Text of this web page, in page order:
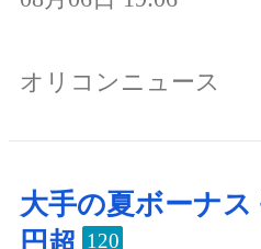
オリコンニュース
大手の夏ボーナス
120